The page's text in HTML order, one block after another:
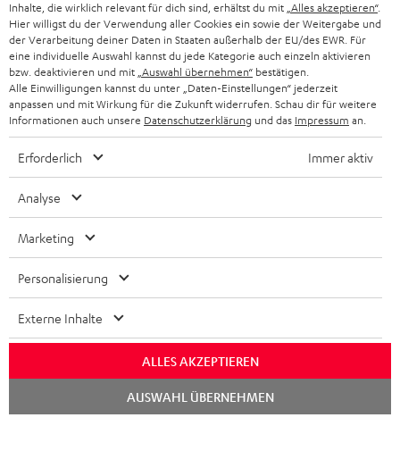
BLUETOOTH-KOPFHÖRER
STEREOANLAGEN
LAUTSPRECHER
ULTIMA-SERIE
IN-EAR-KOPFHÖRER
FANSHOP
NEUHEITEN
BLOG
NEWSLETTER
STORES
DEINE VORTEILE BEI TEUFEL
UNSER MANAGEMENT
NACHHALTIGKEIT
UNSERE WERTE
BILDUNGSRABATT
NIEDERLANDE
BELGIEN
FRANKREICH
POLEN
SPANIEN
ITALIEN
Technische Änderungen, Tippfehler und Irrtum vorbehalten. Das auf unseren
Fotos abgebildete Zubehör ist nicht im Lieferumfang enthalten. Etwaige
Entsorgungsgebühren für Batterien sind im Preis inbegriffen.
Datenschutz Daten-Einstellungen
Vertrag widerrufen
Inhalte, die wirklich relevant für dich sind, erhältst du mit „Alles akzeptieren“.
Hier willigst du der Verwendung aller Cookies ein sowie der Weitergabe und
der Verarbeitung deiner Daten in Staaten außerhalb der EU/des EWR. Für
eine individuelle Auswahl kannst du jede Kategorie auch einzeln aktivieren
bzw. deaktivieren und mit „Auswahl übernehmen“ bestätigen.
Alle Einwilligungen kannst du unter „Daten-Einstellungen“ jederzeit
anpassen und mit Wirkung für die Zukunft widerrufen. Schau dir für weitere
Informationen auch unsere Datenschutzerklärung und das Impressum an.
Erforderlich Immer aktiv
Analyse
Marketing
Personalisierung
Externe Inhalte
ALLES AKZEPTIEREN
AUSWAHL ÜBERNEHMEN